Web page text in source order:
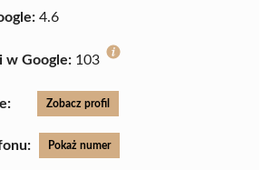
4.6
w Google: 103
Zobacz profil
Pokaż numer